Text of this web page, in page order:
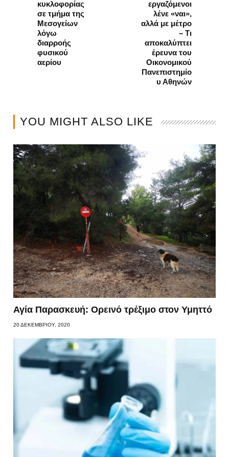
κυκλοφορίας
σε τμήμα της
Μεσογείων
λόγω
διαρροής
φυσικού
αερίου
εργαζόμενοι
λένε «ναι»,
αλλά με μέτρο
– Τι
αποκαλύπτει
έρευνα του
Οικονομικού
Πανεπιστημίο
υ Αθηνών
YOU MIGHT ALSO LIKE
Αγία Παρασκευή: Ορεινό τρέξιμο στον Υμηττό
20 ΔΕΚΕΜΒΡΊΟΥ, 2020